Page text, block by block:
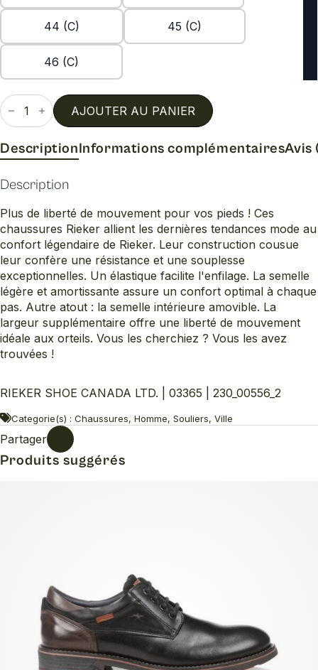
44 (C) 45 (C)
46 (C)
quantité
de
03365
AJOUTER AU PANIER
DescriptionInformations complémentairesAvis
Description
Plus de liberté de mouvement pour vos pieds ! Ces
chaussures Rieker allient les dernières tendances mode au
confort légendaire de Rieker. Leur construction cousue
leur confère une résistance et une souplesse
exceptionnelles. Un élastique facilite l'enfilage. La semelle
légère et amortissante assure un confort optimal à chaque
pas. Autre atout : la semelle intérieure amovible. La
largeur supplémentaire offre une liberté de mouvement
idéale aux orteils. Vous les cherchiez ? Vous les avez
trouvées !
RIEKER SHOE CANADA LTD. | 03365 | 230_00556_2
Categorie(s) : Chaussures, Homme, Souliers, Ville
Partager
Produits suggérés